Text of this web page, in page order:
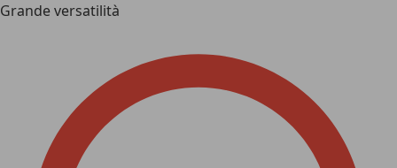
Grande versatilità